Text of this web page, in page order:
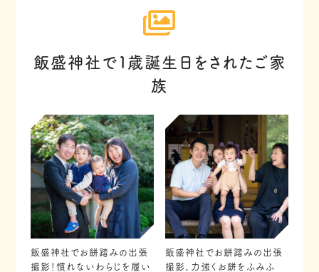
飯盛神社で１歳誕生日をされたご家
族
飯盛神社でお餅踏みの出張
撮影！慣れないわらじを履い
飯盛神社でお餅踏みの出張
撮影、力強くお餅をふみふ